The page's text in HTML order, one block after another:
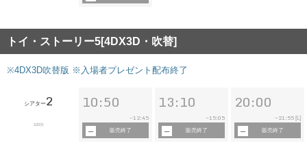
トイ・ストーリー5[4DX3D・吹替]
※4DX3D吹替版 ※入場者プレゼント配布終了
シアター2
102分
10:50
~12:45
販売終了
13:10
~15:05
販売終了
20:00
~ 21:55 [L]
販売終了